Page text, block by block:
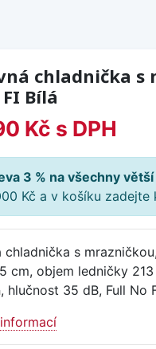
chladnička s
Bílá
Kč s DPH
3 % na všechny
Kč a v košíku zadejte
chladnička s
cm, objem ledničky
hlučnost 35 dB, Full No